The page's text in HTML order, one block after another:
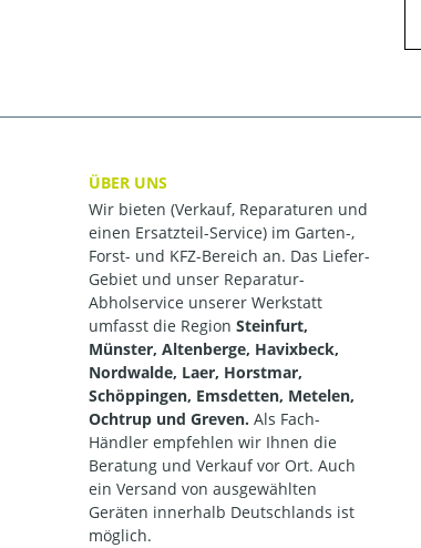
ÜBER UNS
Wir bieten (Verkauf, Reparaturen und
einen Ersatzteil-Service) im Garten-,
Forst- und KFZ-Bereich an. Das Liefer-
Gebiet und unser Reparatur-
Abholservice unserer Werkstatt
umfasst die Region Steinfurt,
Münster, Altenberge, Havixbeck,
Nordwalde, Laer, Horstmar,
Schöppingen, Emsdetten, Metelen,
Ochtrup und Greven. Als Fach-
Händler empfehlen wir Ihnen die
Beratung und Verkauf vor Ort. Auch
ein Versand von ausgewählten
Geräten innerhalb Deutschlands ist
möglich.